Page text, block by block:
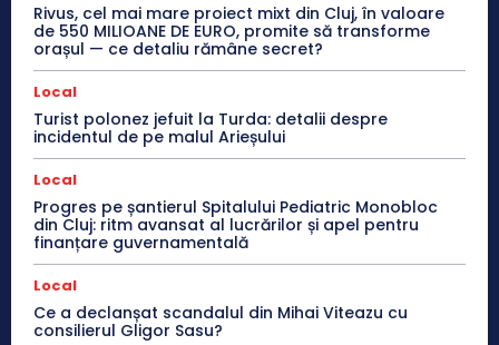
Rivus, cel mai mare proiect mixt din Cluj, în valoare
de 550 MILIOANE DE EURO, promite să transforme
orașul — ce detaliu rămâne secret?
Local
Turist polonez jefuit la Turda: detalii despre
incidentul de pe malul Arieșului
Local
Progres pe șantierul Spitalului Pediatric Monobloc
din Cluj: ritm avansat al lucrărilor și apel pentru
finanțare guvernamentală
Local
Ce a declanșat scandalul din Mihai Viteazu cu
consilierul Gligor Sasu?